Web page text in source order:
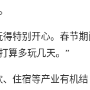
特别开心。春节期
算多玩几天。”
住宿等产业有机结